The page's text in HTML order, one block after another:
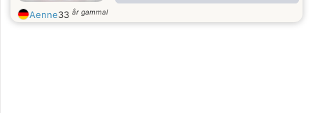
zufrieden und erfolgreich im Leben
zu sehen – ich bin jemand, für den
Aenne33 år gammal